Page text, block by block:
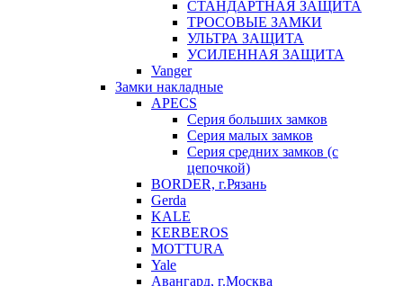
СТАНДАРТНАЯ ЗАЩИТА
ТРОСОВЫЕ ЗАМКИ
УЛЬТРА ЗАЩИТА
УСИЛЕННАЯ ЗАЩИТА
Vanger
Замки накладные
APECS
Серия больших замков
Серия малых замков
Серия средних замков (с
цепочкой)
BORDER, г.Рязань
Gerda
KALE
KERBEROS
MOTTURA
Yale
Авангард, г.Москва